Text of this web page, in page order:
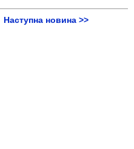
Наступна новина >>